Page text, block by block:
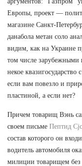
Европы, проект —
магазине Санкт-
данабола метан соло
видим, как на Украине
том числе зарубежными
некое
если вам повезло и
пластиной, а если нет?
Причем товарищ Вэнь
своем письме Пептид
состав которого он
водитель автомобиля
милиции товарищем